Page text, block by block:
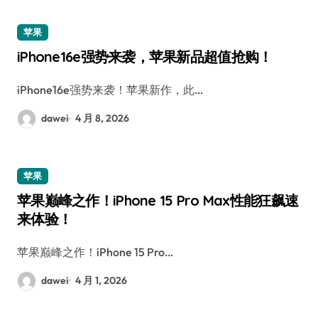
苹果
iPhone16e强势来袭，苹果新品超值抢购！
iPhone16e强势来袭！苹果新作，此…
dawei 4 月 8, 2026
苹果
苹果巅峰之作！iPhone 15 Pro Max性能狂飙速
来体验！
苹果巅峰之作！iPhone 15 Pro…
dawei 4 月 1, 2026